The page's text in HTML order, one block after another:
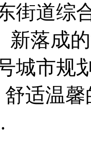
街道综
新落成
城市规
适温